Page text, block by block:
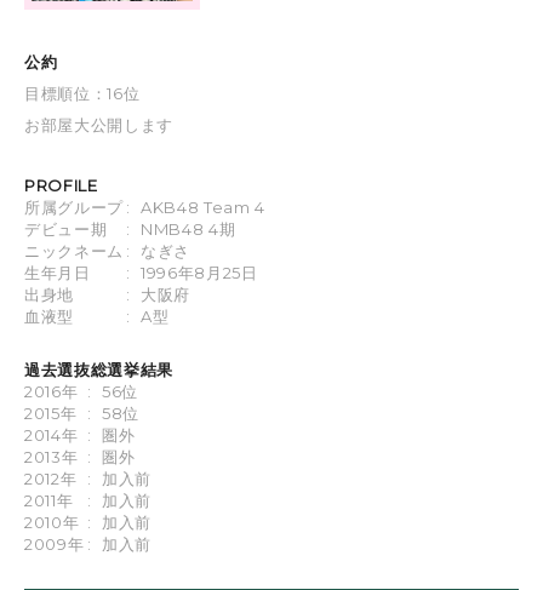
公約
目標順位：16位
お部屋大公開します
PROFILE
所属グループ:
AKB48 Team 4
デビュー期
:
NMB48 4期
ニックネーム :
なぎさ
生年月日
:
1996年8月25日
出身地
:
大阪府
血液型
: A型
過去選抜総選挙結果
2016年 :
56位
2015年
:
58位
2014年 :
圏外
2013年 :
圏外
2012年
:
加入前
2011年
:
加入前
2010年 :
加入前
2009年 : 加入前